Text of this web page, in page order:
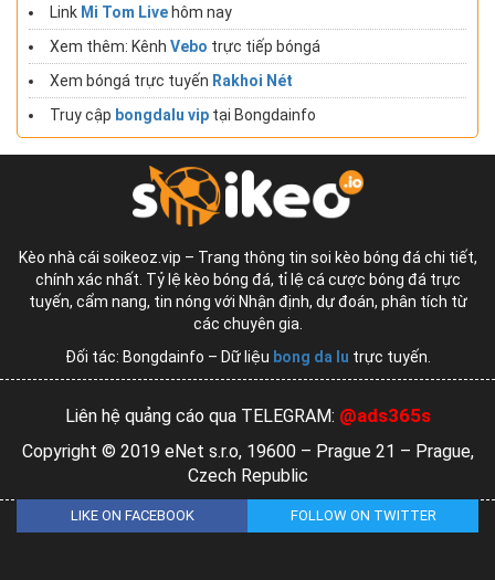
Link Mi Tom Live hôm nay
Xem thêm: Kênh Vebo trực tiếp bóngá
Xem bóngá trực tuyến Rakhoi Nét
Truy cập bongdalu vip tại Bongdainfo
Kèo nhà cái soikeoz.vip – Trang thông tin soi kèo bóng đá chi tiết,
chính xác nhất. Tỷ lệ kèo bóng đá, tỉ lệ cá cược bóng đá trực
tuyến, cẩm nang, tin nóng với Nhận định, dự đoán, phân tích từ
các chuyên gia.
Đối tác: Bongdainfo – Dữ liệu bong da lu trực tuyến.
Liên hệ quảng cáo qua TELEGRAM: @ads365s
Copyright © 2019 eNet s.r.o, 19600 – Prague 21 – Prague,
Czech Republic
LIKE ON FACEBOOK FOLLOW ON TWITTER